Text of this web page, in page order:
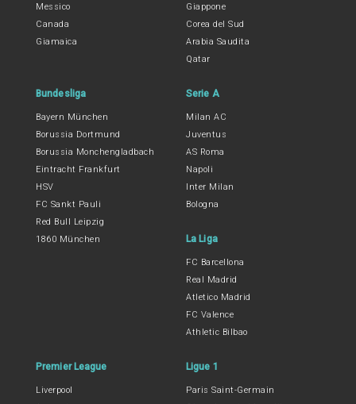
Messico
Canada
Giamaica
Giappone
Corea del Sud
Arabia Saudita
Qatar
Bundesliga
Bayern München
Borussia Dortmund
Borussia Monchengladbach
Eintracht Frankfurt
HSV
FC Sankt Pauli
Red Bull Leipzig
1860 München
Serie A
Milan AC
Juventus
AS Roma
Napoli
Inter Milan
Bologna
La Liga
FC Barcellona
Real Madrid
Atletico Madrid
FC Valence
Athletic Bilbao
Premier League
Liverpool
Ligue 1
Paris Saint-Germain